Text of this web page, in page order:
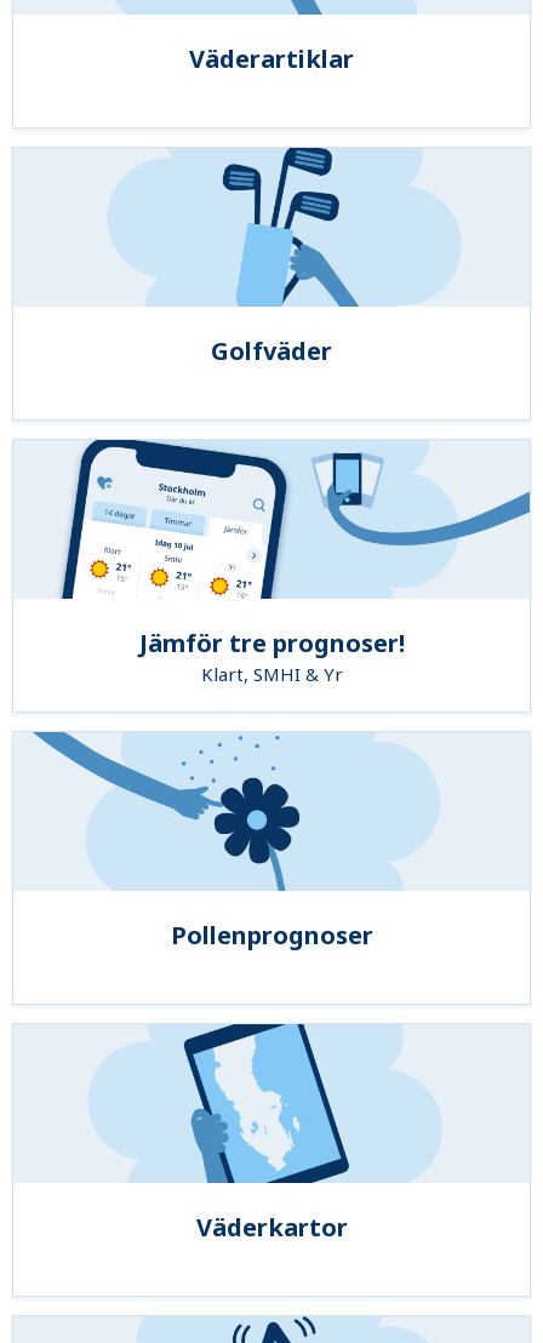
Väderartiklar
Golfväder
Jämför tre prognoser!
Klart, SMHI & Yr
Pollenprognoser
Väderkartor